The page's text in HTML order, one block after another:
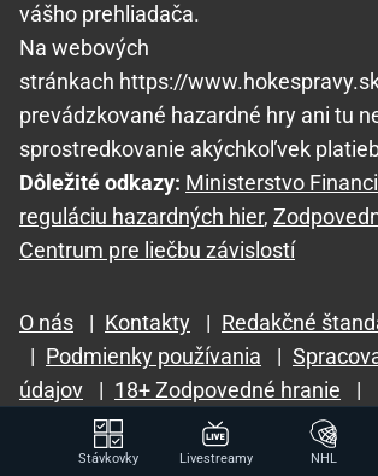
vášho prehliadača.
Na webových
stránkach https://
prevádzkované hazardné hry ani tu
sprostredkovanie akýchkoľvek
Dôležité odkazy: Ministerstvo
reguláciu hazardných hier,
Centrum pre liečbu závislostí
O nás | Kontakty | Redakčné
| Podmienky používania |
údajov
| 18+ Zodpovedné hranie
|
GTO Solutions, s.r.o.
Stávkovky Livestreamy NHL